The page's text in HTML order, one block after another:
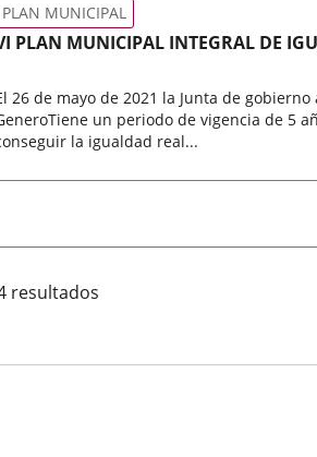
PLAN MUNICIPAL INTEGRAL DE
26 de mayo de 2021 la Junta de
un periodo de vigencia de 5
la igualdad real...
PLAN MUNICIPAL
resultados